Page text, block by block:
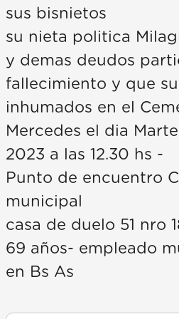
sus bisnietos
su nieta politica
y demas deudos
fallecimiento y que
inhumados en el
Mercedes el dia
2023 a las 12.30 hs -
Punto de encuentro
municipal
casa de duelo 51 nro
69 años- empleado
en Bs As